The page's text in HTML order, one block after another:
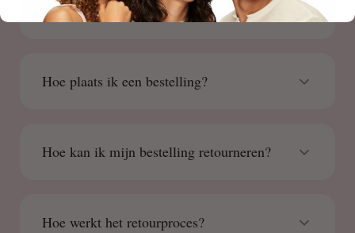
Waar is Beauty Source gevestigd?
Hoe plaats ik een bestelling?
Hoe kan ik mijn bestelling retourneren?
Hoe werkt het retourproces?